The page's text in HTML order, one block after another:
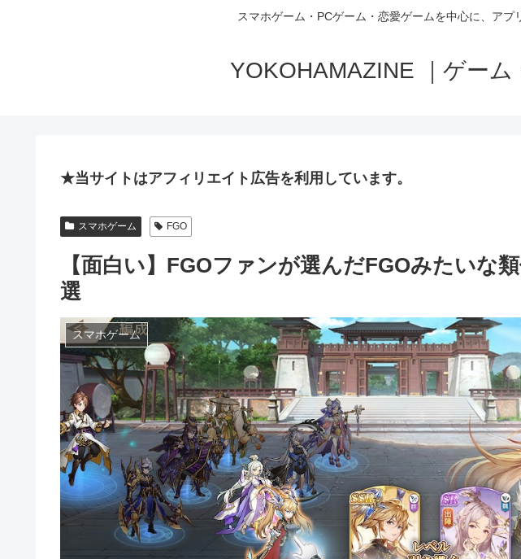
スマホゲーム・PCゲーム・恋愛ゲームを中心に、ア
YOKOHAMAZINE ｜ゲー
★当サイトはアフィリエイト広告を利用しています。
スマホゲーム FGO
【面白い】FGOファンが選んだFGOみたいな
選
スマホゲーム